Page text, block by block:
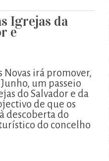
Igrejas da
e
irá promover,
um passeio
do Salvador e da
de que os
descoberta do
do concelho